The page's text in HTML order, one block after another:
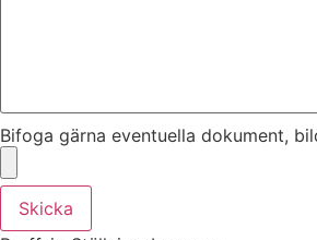
Bifoga gärna eventuella dokument,
Skicka